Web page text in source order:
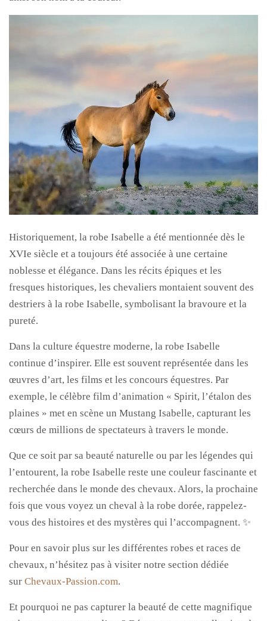
Historiquement, la robe Isabelle a été mentionnée dès le
XVIe siècle et a toujours été associée à une certaine
noblesse et élégance. Dans les récits épiques et les
fresques historiques, les chevaliers montaient souvent des
destriers à la robe Isabelle, symbolisant la bravoure et la
pureté.
Dans la culture équestre moderne, la robe Isabelle
continue d’inspirer. Elle est souvent représentée dans les
œuvres d’art, les films et les concours équestres. Par
exemple, le célèbre film d’animation « Spirit, l’étalon des
plaines » met en scène un Mustang Isabelle, capturant les
cœurs de millions de spectateurs à travers le monde.
Que ce soit par sa beauté naturelle ou par les légendes qui
l’entourent, la robe Isabelle reste une couleur fascinante et
recherchée dans le monde des chevaux. Alors, la prochaine
fois que vous voyez un cheval à la robe dorée, rappelez-
vous des histoires et des mystères qui l’accompagnent. ✨
Pour en savoir plus sur les différentes robes et races de
chevaux, n’hésitez pas à visiter notre section dédiée
sur Chevaux-Passion.com.
Et pourquoi ne pas capturer la beauté de cette magnifique